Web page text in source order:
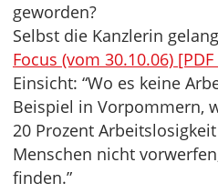
geworden?
Selbst die Kanzlerin
Focus (vom 30.10.06) [PDF
Einsicht: “Wo es keine
Beispiel in Vorpommern,
20 Prozent
Menschen nicht
finden.”